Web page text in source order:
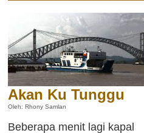
Akan Ku Tunggu
Oleh: Rhony Samlan
Beberapa menit lagi kapal